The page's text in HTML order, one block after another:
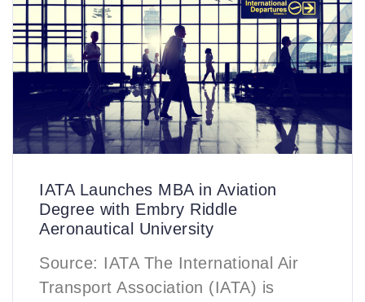
IATA Launches MBA in Aviation
Degree with Embry Riddle
Aeronautical University
Source: IATA The International Air
Transport Association (IATA) is